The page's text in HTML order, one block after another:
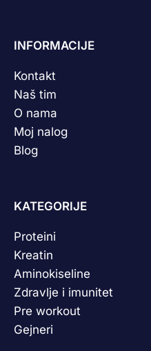
INFORMACIJE
Kontakt
Naš tim
O nama
Moj nalog
Blog
KATEGORIJE
Proteini
Kreatin
Aminokiseline
Zdravlje i imunitet
Pre workout
Gejneri